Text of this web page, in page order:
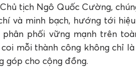
tịch Ngô Quốc Cường,
và minh bạch, hướng tới
phối vững mạnh trên
mỗi thành công không chỉ
góp cho cộng đồng.